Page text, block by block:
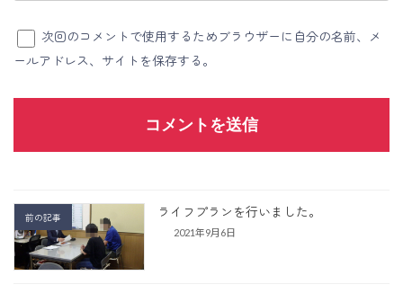
次回のコメントで使用するためブラウザーに自分の名前、メ
ールアドレス、サイトを保存する。
前の記事 ライフプランを行いました。
2021年9月6日